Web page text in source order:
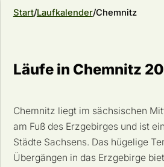
Start Laufkalender Chemnitz
Läufe in Chemnitz
Chemnitz liegt im sächsischen
am Fuß des Erzgebirges und ist
Städte Sachsens. Das hügelige
Übergängen in das Erzgebirge